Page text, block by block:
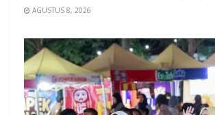
AGUSTUS 8, 2026